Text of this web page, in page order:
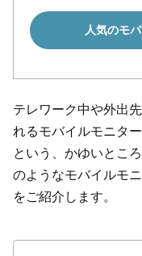
人気のモ
テレワーク中や外出
れるモバイルモニタ
という、かゆいとこ
のようなモバイルモ
をご紹介します。